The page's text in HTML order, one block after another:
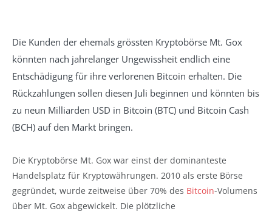
Die Kunden der ehemals grössten Kryptobörse Mt. Gox
könnten nach jahrelanger Ungewissheit endlich eine
Entschädigung für ihre verlorenen Bitcoin erhalten. Die
Rückzahlungen sollen diesen Juli beginnen und könnten bis
zu neun Milliarden USD in Bitcoin (BTC) und Bitcoin Cash
(BCH) auf den Markt bringen.
Die Kryptobörse Mt. Gox war einst der dominanteste
Handelsplatz für Kryptowährungen. 2010 als erste Börse
gegründet, wurde zeitweise über 70% des Bitcoin-Volumens
über Mt. Gox abgewickelt. Die plötzliche